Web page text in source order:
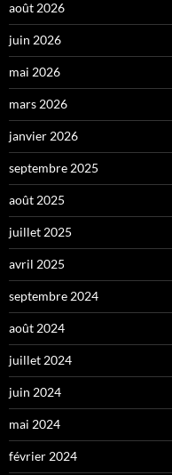
août 2026
juin 2026
mai 2026
mars 2026
janvier 2026
septembre 2025
août 2025
juillet 2025
avril 2025
septembre 2024
août 2024
juillet 2024
juin 2024
mai 2024
février 2024